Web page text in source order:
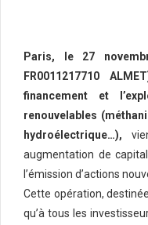
Paris, le 27
FR0011217710
financement et
renouvelables
hydroélectrique…),
augmentation de
l’émission d’actions
Cette opération,
qu’à tous les